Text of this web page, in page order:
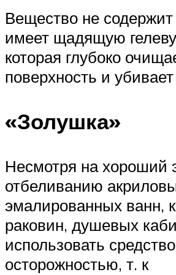
Вещество не содержит
имеет щадящую
которая глубоко
поверхность и
«Золушка»
Несмотря на хороший
отбеливанию
эмалированных ванн,
раковин, душевых
использовать
осторожностью, т. к